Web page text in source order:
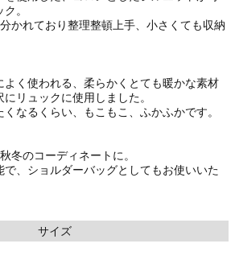
。
かれており整理整頓上手、小さくても収納
く使われる、柔らかくとても暖かな素材
リュックに使用しました。
なるくらい、もこもこ、ふかふかです。
冬のコーディネートに。
、ショルダーバッグとしてもお使いいた
サイズ